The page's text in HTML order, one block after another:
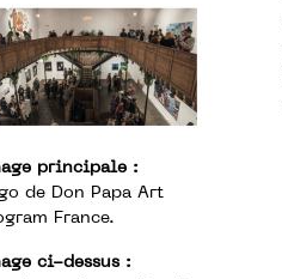
principale :
de Don Papa Art
France.
ci-dessus :